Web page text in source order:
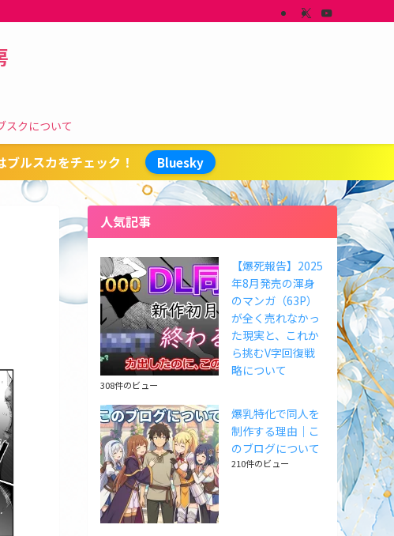
スクについて
ルスカをチェック！ Bluesky
人気記事
【爆死報告】2025
年8月発売の渾身
のマンガ（63P）
が全く売れなかっ
た現実と、これか
ら挑むV字回復戦
略について
308件のビュー
爆乳特化で同人を
制作する理由｜こ
のブログについて
210件のビュー